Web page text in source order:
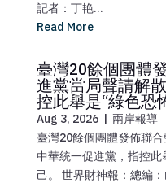
記者：丁艳...
Read More
臺灣20餘個團體
進黨當局聲請解
控此舉是“綠色恐
Aug 3, 2026 | 兩岸報導
臺灣20餘個團體發佈聯
中華統一促進黨，指控
己。 世界財神報：總編